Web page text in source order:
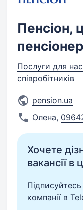
Пенсіон,
Послуги для
співробітників
pension.ua
Олена,
Хочете
вакансії в
Підписуйтесь
компанії в